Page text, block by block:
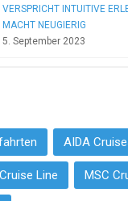
VERSPRICHT INTUITIVE
MACHT NEUGIERIG
5. September 2023
AIDA
Line MSC